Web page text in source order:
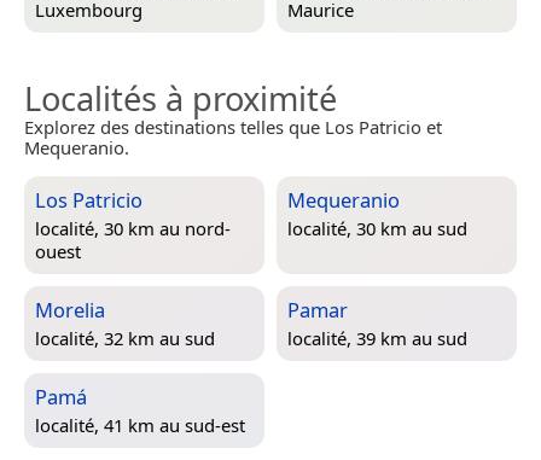
Luxembourg
Maurice
Localités à proximité
Explorez des destinations telles que Los Patricio et
Mequeranio.
Los Patricio
localité, 30 km au nord-
ouest
Mequeranio
localité, 30 km au sud
Morelia
localité, 32 km au sud
Pamar
localité, 39 km au sud
Pamá
localité, 41 km au sud-est